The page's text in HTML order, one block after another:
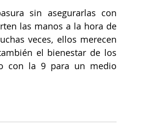
sin asegurarlas con
las manos a la hora de
veces, ellos merecen
el bienestar de los
con la 9 para un medio